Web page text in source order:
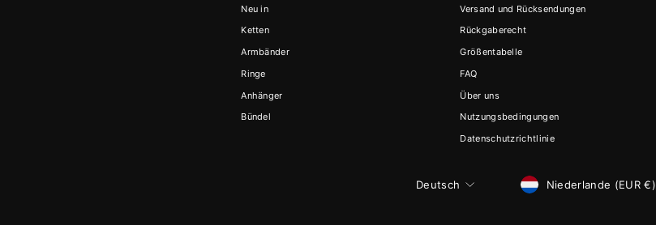
Neu in
Ketten
Armbänder
Ringe
Anhänger
Bündel
Versand und Rücksendungen
Rückgaberecht
Größentabelle
FAQ
Über uns
Nutzungsbedingungen
Datenschutzrichtlinie
SPRACHE
Deutsch WÄHRUNG
Niederlande (EUR €)